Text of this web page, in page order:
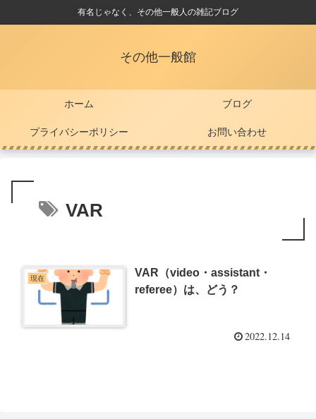
有名じゃなく、その他一般人の雑記ブログ
その他一般館
ホーム ブログ
プライバシーポリシー お問い合わせ
VAR
現在
VAR（video・assistant・
referee）は、どう？
2022.12.14